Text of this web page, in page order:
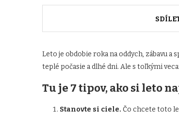
Leto je obdobie roka na oddych, zábavu a
teplé počasie a dlhé dni. Ale s toľkými
Tu je 7 tipov, ako si leto
Stanovte si ciele. Čo chcete toto